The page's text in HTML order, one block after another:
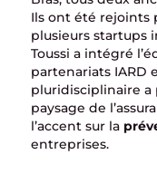
Ils ont été rejoints
plusieurs startups
Toussi a intégré
partenariats IARD
pluridisciplinaire
paysage de
l’accent sur la
entreprises.